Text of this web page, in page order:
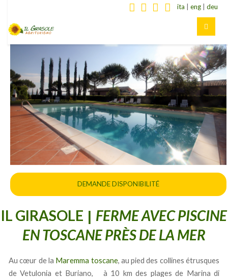
DEMANDE DISPONIBILITÉ
ita eng deu
IL GIRASOLE | FERME AVEC PISCINE
EN TOSCANE PRÈS DE LA MER
Au cœur de la Maremma toscane, au pied des collines étrusques
de Vetulonia et Buriano, à 10 km des plages de Marina di